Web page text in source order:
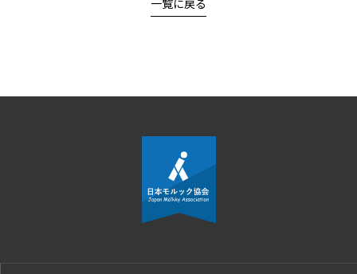
一覧に戻る